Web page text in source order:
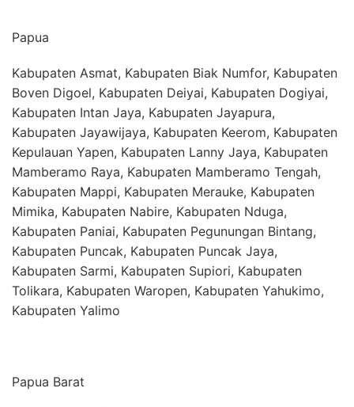
Papua
Kabupaten Asmat, Kabupaten Biak Numfor, Kabupaten
Boven Digoel, Kabupaten Deiyai, Kabupaten Dogiyai,
Kabupaten Intan Jaya, Kabupaten Jayapura,
Kabupaten Jayawijaya, Kabupaten Keerom, Kabupaten
Kepulauan Yapen, Kabupaten Lanny Jaya, Kabupaten
Mamberamo Raya, Kabupaten Mamberamo Tengah,
Kabupaten Mappi, Kabupaten Merauke, Kabupaten
Mimika, Kabupaten Nabire, Kabupaten Nduga,
Kabupaten Paniai, Kabupaten Pegunungan Bintang,
Kabupaten Puncak, Kabupaten Puncak Jaya,
Kabupaten Sarmi, Kabupaten Supiori, Kabupaten
Tolikara, Kabupaten Waropen, Kabupaten Yahukimo,
Kabupaten Yalimo
Papua Barat